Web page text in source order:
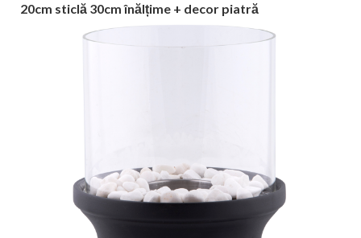
20cm sticlă 30cm înălțime + decor piatră